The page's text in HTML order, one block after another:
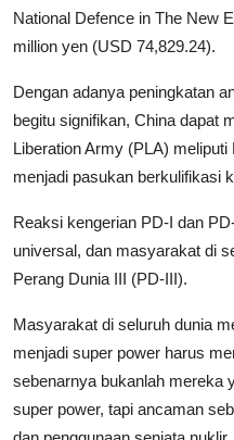
National Defence in The New
million yen (USD 74,829.24).
Dengan adanya peningkatan
begitu signifikan, China dapat
Liberation Army (PLA)
menjadi pasukan berkulifikasi
Reaksi kengerian PD-I dan
universal, dan masyarakat di
Perang Dunia III (PD-III).
Masyarakat di seluruh dunia
menjadi super power harus
sebenarnya bukanlah mereka
super power, tapi ancaman